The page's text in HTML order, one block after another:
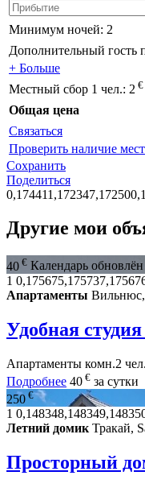
Минимум ночей: 2
Дополнительный гость
+ Больше
Местный сбор 1 чел.: 2 €
Общая цена
Связаться
Проверить наличие мест
Сохранить
Поделиться
Другие мои
40 € Календарь обновлён
1
Апартаменты
Удобная
Апартаменты комн.2 чел.
Подробнее 40 € за сутки
250 €
1
Летний домик Тракай,
Просторный